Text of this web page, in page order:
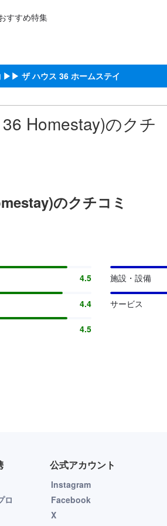
すすめ特集
▶▶ ザ ハウス 36 ホームステイ
Homestay)のクチ
のクチコミ
4.5 施設・設備
4.4 サービス
4.5
ロ
公式アカウント
Instagram
Facebook
X